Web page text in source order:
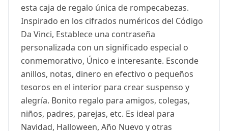
esta caja de regalo única de rompecabezas.
Inspirado en los cifrados numéricos del Código
Da Vinci, Establece una contraseña
personalizada con un significado especial o
conmemorativo, Único e interesante. Esconde
anillos, notas, dinero en efectivo o pequeños
tesoros en el interior para crear suspenso y
alegría. Bonito regalo para amigos, colegas,
niños, padres, parejas, etc. Es ideal para
Navidad, Halloween, Año Nuevo y otras